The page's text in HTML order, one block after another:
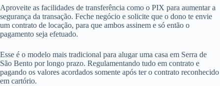
Aproveite as facilidades de transferência como o PIX para aumentar a
segurança da transação. Feche negócio e solicite que o dono te envie
um contrato de locação, para que ambos assinem e só então o
pagamento seja efetuado.
Esse é o modelo mais tradicional para alugar uma casa em Serra de
São Bento por longo prazo. Regulamentando tudo em contrato e
pagando os valores acordados somente após ter o contrato reconhecido
em cartório.